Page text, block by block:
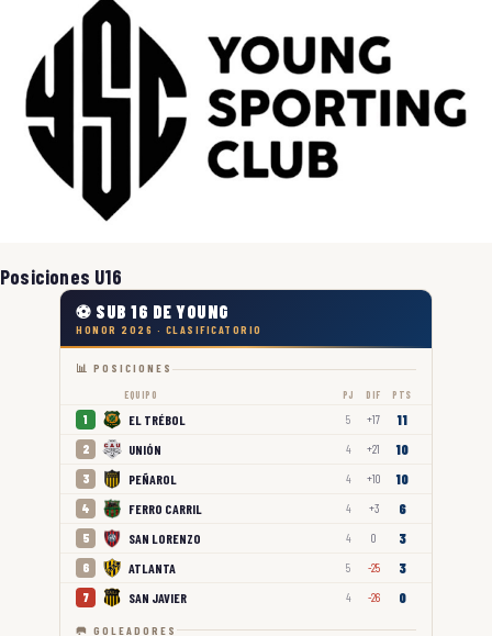
Posiciones U16
⚽ SUB 16 DE YOUNG
HONOR 2026 · CLASIFICATORIO
📊 POSICIONES
EQUIPO PJ DIF PTS
1 EL TRÉBOL 5 +17 11
2 UNIÓN 4 +21 10
3 PEÑAROL 4 +10 10
4 FERRO CARRIL 4 +3 6
5 SAN LORENZO 4 0 3
6 ATLANTA 5 -25 3
7 SAN JAVIER 4 -26 0
🥅 GOLEADORES